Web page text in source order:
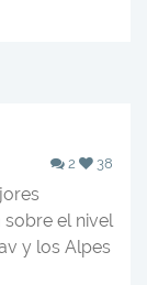
2 38
el nivel
y los Alpes